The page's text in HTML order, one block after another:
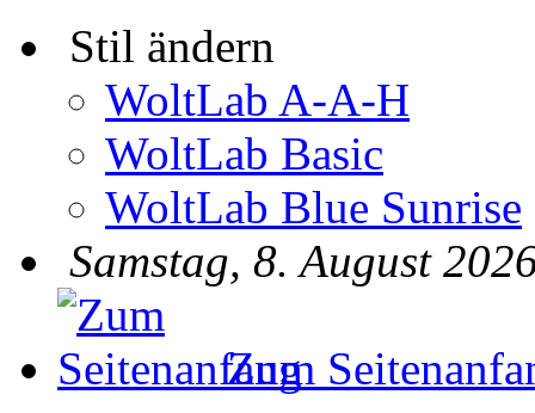
Stil ändern
WoltLab A-A-H
WoltLab Basic
WoltLab Blue Sunrise
Samstag, 8. August
Zum